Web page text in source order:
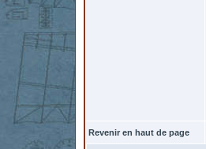
Revenir en haut de page